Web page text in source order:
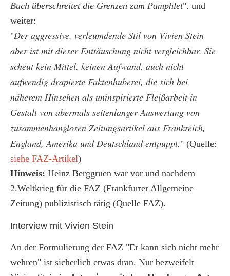
Buch überschreitet die Grenzen zum Pamphlet". und
weiter:
"Der aggressive, verleumdende Stil von Vivien Stein
aber ist mit dieser Enttäuschung nicht vergleichbar. Sie
scheut kein Mittel, keinen Aufwand, auch nicht
aufwendig drapierte Faktenhuberei, die sich bei
näherem Hinsehen als uninspirierte Fleißarbeit in
Gestalt von abermals seitenlanger Auswertung von
zusammenhanglosen Zeitungsartikel aus Frankreich,
England, Amerika und Deutschland entpuppt." (Quelle:
siehe FAZ-Artikel)
Hinweis: Heinz Berggruen war vor und nachdem
2.Weltkrieg für die FAZ (Frankfurter Allgemeine
Zeitung) publizistisch tätig (Quelle FAZ).
Interview mit Vivien Stein
An der Formulierung der FAZ "Er kann sich nicht mehr
wehren" ist sicherlich etwas dran. Nur bezweifelt